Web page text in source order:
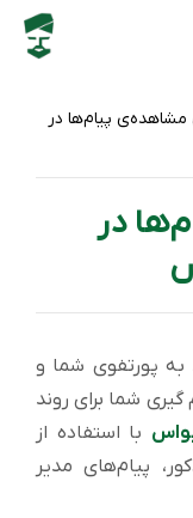
مشاهده‌ی پیام‌ها در
در
به پورتفوی شما و
شما برای روند
با استفاده از
پیام‌های مدیر